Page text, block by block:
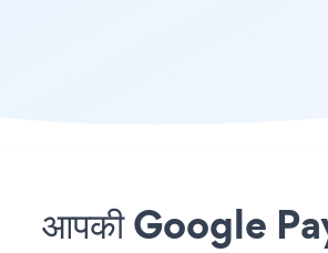
आपकी Google